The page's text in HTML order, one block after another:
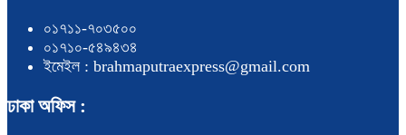
০১৭১১-৭০৩৫০০
০১৭১০-৫৪৯৪৩৪
ইমেইল : brahmaputraexpress@gmail.com
ঢাকা অফিস :